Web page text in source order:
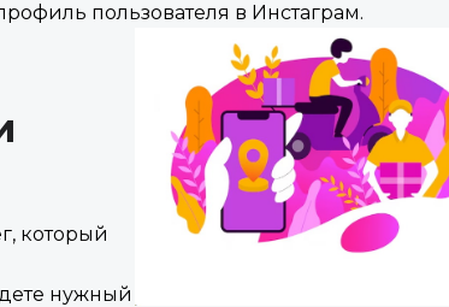
пользователя в Инстаграм.
который
нужный